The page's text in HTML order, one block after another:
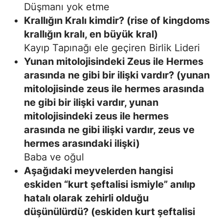
Düşmanı yok etme
Krallığın Kralı kimdir? (rise of kingdoms
krallığın kralı, en büyük kral)
Kayıp Tapınağı ele geçiren Birlik Lideri
Yunan mitolojisindeki Zeus ile Hermes
arasında ne gibi bir ilişki vardır? (yunan
mitolojisinde zeus ile hermes arasında
ne gibi bir ilişki vardır, yunan
mitolojisindeki zeus ile hermes
arasında ne gibi ilişki vardır, zeus ve
hermes arasındaki ilişki)
Baba ve oğul
Aşağıdaki meyvelerden hangisi
eskiden “kurt şeftalisi ismiyle” anılıp
hatalı olarak zehirli olduğu
düşünülürdü? (eskiden kurt şeftalisi